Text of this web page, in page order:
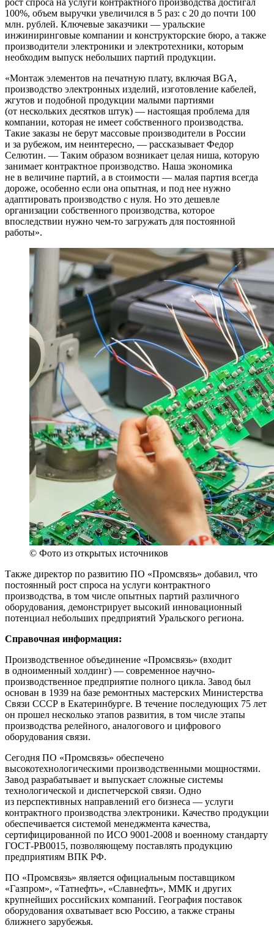
рост спроса на услуги контрактного производства достигал
100%, объем выручки увеличился в 5 раз: с 20 до почти 100
млн. рублей. Ключевые заказчики — уральские
инжиниринговые компании и конструкторские бюро, а также
производители электроники и электротехники, которым
необходим выпуск небольших партий продукции.
«Монтаж элементов на печатную плату, включая BGA,
производство электронных изделий, изготовление кабелей,
жгутов и подобной продукции малыми партиями
(от нескольких десятков штук) — настоящая проблема для
компании, которая не имеет собственного производства.
Такие заказы не берут массовые производители в России
и за рубежом, им неинтересно, — рассказывает Федор
Селютин. — Таким образом возникает целая ниша, которую
занимает контрактное производство. Наша экономика
не в величине партий, а в стоимости — малая партия всегда
дороже, особенно если она опытная, и под нее нужно
адаптировать производство с нуля. Но это дешевле
организации собственного производства, которое
впоследствии нужно чем-то загружать для постоянной
работы».
© Фото из открытых источников
Также директор по развитию ПО «Промсвязь» добавил, что
постоянный рост спроса на услуги контрактного
производства, в том числе опытных партий различного
оборудования, демонстрирует высокий инновационный
потенциал небольших предприятий Уральского региона.
Справочная информация:
Производственное объединение «Промсвязь» (входит
в одноименный холдинг) — современное научно-
производственное предприятие полного цикла. Завод был
основан в 1939 на базе ремонтных мастерских Министерства
Связи СССР в Екатеринбурге. В течение последующих 75 лет
он прошел несколько этапов развития, в том числе этапы
производства релейного, аналогового и цифрового
оборудования связи.
Сегодня ПО «Промсвязь» обеспечено
высокотехнологическими производственными мощностями.
Завод разрабатывает и выпускает сложные системы
технологической и диспетчерской связи. Одно
из перспективных направлений его бизнеса — услуги
контрактного производства электроники. Качество продукции
обеспечивается системой менеджмента качества,
сертифицированной по ИСО 9001-2008 и военному стандарту
ГОСТ-РВ0015, позволяющему поставлять продукцию
предприятиям ВПК РФ.
ПО «Промсвязь» является официальным поставщиком
«Газпром», «Татнефть», «Славнефть», ММК и других
крупнейших российских компаний. География поставок
оборудования охватывает всю Россию, а также страны
ближнего зарубежья.